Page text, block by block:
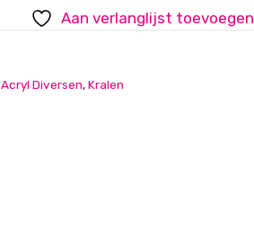
Aan verlanglijst toevoegen
Acryl Diversen,Kralen